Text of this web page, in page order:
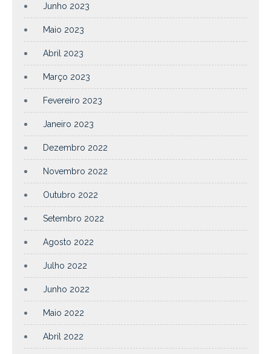
Junho 2023
Maio 2023
Abril 2023
Março 2023
Fevereiro 2023
Janeiro 2023
Dezembro 2022
Novembro 2022
Outubro 2022
Setembro 2022
Agosto 2022
Julho 2022
Junho 2022
Maio 2022
Abril 2022